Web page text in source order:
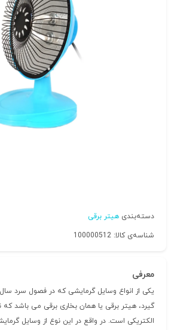
دسته‌بندی هیتر برقی
شناسه‌ی کالا: 100000512
معرفی
یکی از انواع وسایل گرمایشی که در فصول سرد سال
گیرد، هیتر برقی یا همان بخاری برقی می باشد که
الکتریکی است. در واقع در این نوع از وسایل